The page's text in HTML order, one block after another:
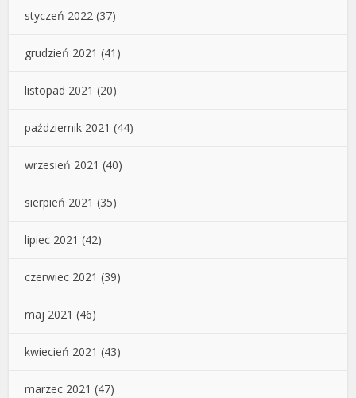
styczeń 2022 (37)
grudzień 2021 (41)
listopad 2021 (20)
październik 2021 (44)
wrzesień 2021 (40)
sierpień 2021 (35)
lipiec 2021 (42)
czerwiec 2021 (39)
maj 2021 (46)
kwiecień 2021 (43)
marzec 2021 (47)